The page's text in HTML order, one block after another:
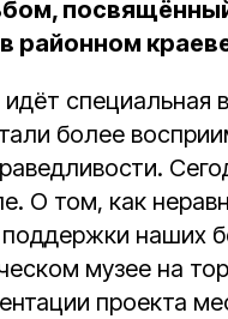
районном
идёт специальная
более
О том, как
наших
музее на
проекта